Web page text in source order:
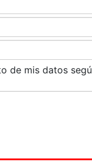
de mis datos